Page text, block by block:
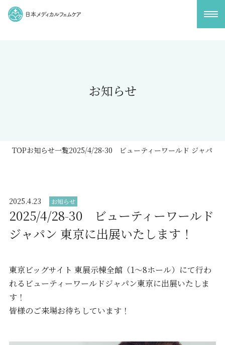
メ
ニ
お知らせ
TOPお知らせ一覧2025/4/28-30 ビューティーワールド ジャパン
2025/4/28-30 ビューティーワールド
ジャパン 東京に出展いたします！
2025.4.23 お知らせ
東京ビッグサイト 東展示棟全館（1～8ホール）にて行わ
れるビューティーワールドジャパン東京に出展いたしま
す！
皆様のご来場お待ちしています！